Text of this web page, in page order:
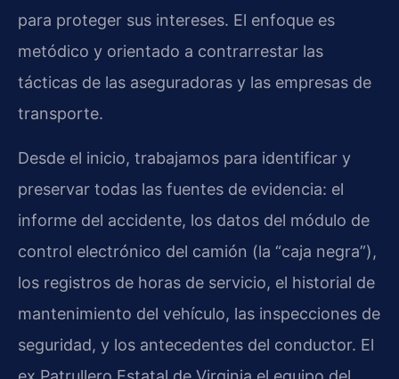
para proteger sus intereses. El enfoque es
metódico y orientado a contrarrestar las
tácticas de las aseguradoras y las empresas de
transporte.
Desde el inicio, trabajamos para identificar y
preservar todas las fuentes de evidencia: el
informe del accidente, los datos del módulo de
control electrónico del camión (la “caja negra”),
los registros de horas de servicio, el historial de
mantenimiento del vehículo, las inspecciones de
seguridad, y los antecedentes del conductor. El